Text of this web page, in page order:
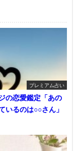
プレミアム占い
の恋愛鑑定「あの
いるのは○○さん」